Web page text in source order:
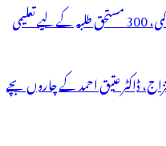
شادی کے غیر ضروری اخراجات میں کمی، 300 مستحق طلبہ کے لیے تعلیمی
ڈاکٹر عتیق احمد کے چاروں بچے